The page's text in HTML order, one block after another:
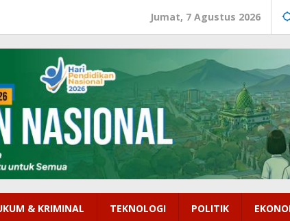
Jumat, 7 Agustus 2026
& KRIMINAL TEKNOLOGI POLITIK